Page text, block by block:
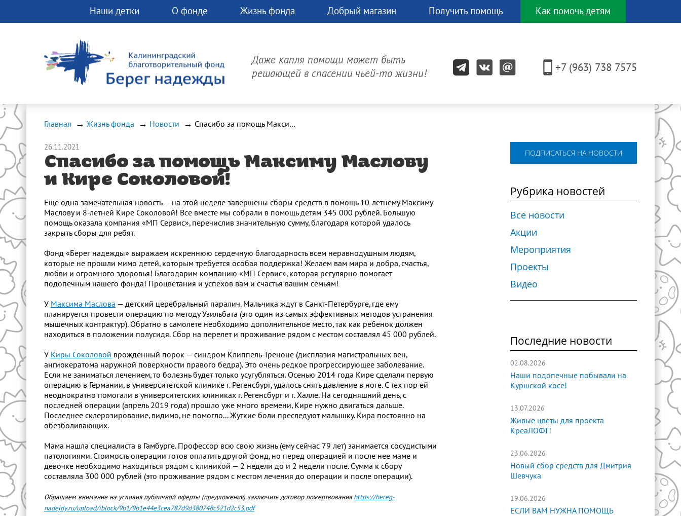
Наши детки О фонде Жизнь фонда Добрый магазин Получить помощь Как помочь детям
фонду прямо сейчас.
Любая помощь может
спасти чью-ту жизнь!
ДЕСЯТКОМ
других
Даже капля помощи может быть
решающей в спасении чьей-то жизни!
+7 (963) 738 7575
Главная Жизнь фонда Новости Спасибо за помощь Максиму Маслову и Кире Соколовой!
26.11.2021
Спасибо за помощь Максиму Маслову
и Кире Соколовой!
Ещё одна замечательная новость — на этой неделе завершены сборы средств в помощь 10-летнему Максиму
Маслову и 8-летней Кире Соколовой! Все вместе мы собрали в помощь детям 345 000 рублей. Большую
помощь оказала компания «МП Сервис», перечислив значительную сумму, благодаря которой удалось
закрыть сборы для ребят.
Фонд «Берег надежды» выражаем искреннюю сердечную благодарность всем неравнодушным людям,
которые не прошли мимо детей, которым требуется особая поддержка! Желаем вам мира и добра, счастья,
любви и огромного здоровья! Благодарим компанию «МП Сервис», которая регулярно помогает
подопечным нашего фонда! Процветания и успехов вам и счастья вашим семьям!
У Максима Маслова — детский церебральный паралич. Мальчика ждут в Санкт-Петербурге, где ему
планируется провести операцию по методу Узильбата (это один из самых эффективных методов устранения
мышечных контрактур). Обратно в самолете необходимо дополнительное место, так как ребенок должен
находиться в положении полусидя. Сбор на перелет и проживание рядом с местом составлял 45 000 рублей.
У Киры Соколовой врождённый порок — синдром Клиппель-Треноне (дисплазия магистральных вен,
ангиокератома наружной поверхности правого бедра). Это очень редкое прогрессирующее заболевание.
Если не заниматься лечением, то болезнь будет только усугубляться. Осенью 2014 года Кире сделали первую
операцию в Германии, в университетской клинике г. Регенсбург, удалось снять давление в ноге. С тех пор ей
неоднократно помогали в университетских клиниках г. Регенсбург и г. Халле. На сегодняшний день, с
последней операции (апрель 2019 года) прошло уже много времени, Кире нужно двигаться дальше.
Последнее склерозирование, видимо, не помогло... Жуткие боли преследуют малышку. Кира постоянно на
обезболивающих.
Мама нашла специалиста в Гамбурге. Профессор всю свою жизнь (ему сейчас 79 лет) занимается сосудистыми
патологиями. Стоимость операции готов оплатить другой фонд, но перед операцией и после нее маме и
девочке необходимо находиться рядом с клиникой — 2 недели до и 2 недели после. Сумма к сбору
составляла 300 000 рублей (это проживание рядом с местом лечения до операции и после операции).
Обращаем внимание на условия публичной оферты (предложения) заключить договор пожертвования https://bereg-
nadejdy.ru/upload/iblock/9b1/9b1e44e3cea787d9d380748c521d2c53.pdf
ПОДПИСАТЬСЯ НА НОВОСТИ
Рубрика новостей
Все новости
Акции
Мероприятия
Проекты
Видео
Последние новости
02.08.2026
Наши подопечные побывали на
Куршской косе!
13.07.2026
Живые цветы для проекта
КреаЛОФТ!
23.06.2026
Новый сбор средств для Дмитрия
Шевчука
19.06.2026
ЕСЛИ ВАМ НУЖНА ПОМОЩЬ